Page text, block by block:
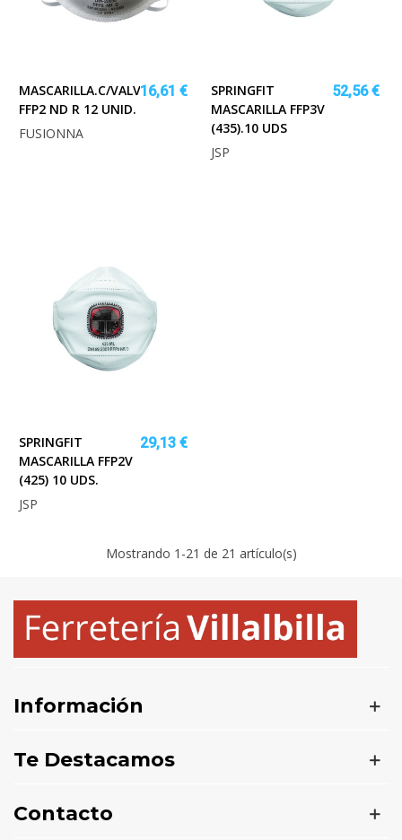
MASCARILLA.C/VALVULA
FFP2 ND R 12 UNID.
16,61 €
FUSIONNA
SPRINGFIT
MASCARILLA FFP3V
(435).10 UDS
52,56 €
JSP
SPRINGFIT
MASCARILLA FFP2V
(425) 10 UDS.
29,13 €
JSP
Mostrando 1 -21 de 21 artículo(s)
Información
Te Destacamos
Contacto